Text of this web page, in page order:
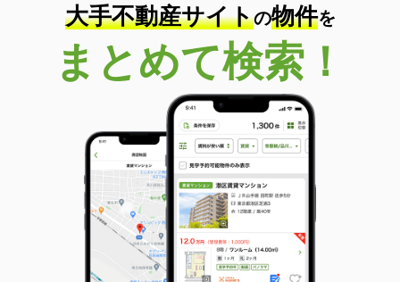
大手不動産サイトの物件を
まとめて検索！